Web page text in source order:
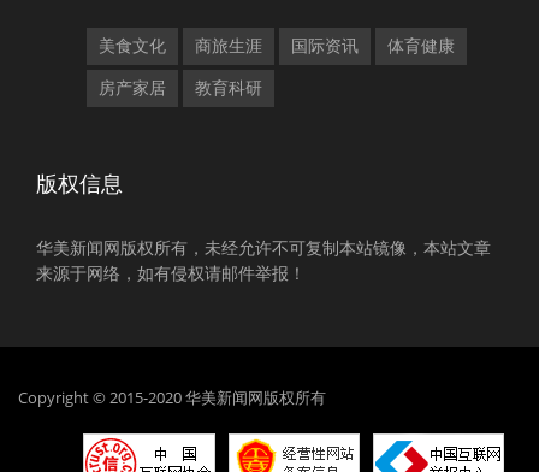
美食文化 商旅生涯 国际资讯 体育健康
房产家居 教育科研
版权信息
华美新闻网版权所有，未经允许不可复制本站镜像，本站文章
来源于网络，如有侵权请邮件举报！
Copyright © 2015-2020 华美新闻网版权所有